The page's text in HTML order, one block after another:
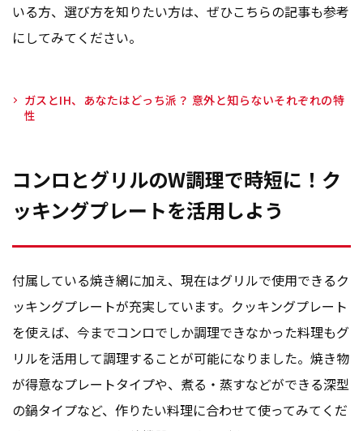
いる方、選び方を知りたい方は、ぜひこちらの記事も参考
にしてみてください。
ガスとIH、あなたはどっち派？ 意外と知らないそれぞれの特
性
コンロとグリルのW調理で時短に！ク
ッキングプレートを活用しよう
付属している焼き網に加え、現在はグリルで使用できるク
ッキングプレートが充実しています。クッキングプレート
を使えば、今までコンロでしか調理できなかった料理もグ
リルを活用して調理することが可能になりました。焼き物
が得意なプレートタイプや、煮る・蒸すなどができる深型
の鍋タイプなど、作りたい料理に合わせて使ってみてくだ